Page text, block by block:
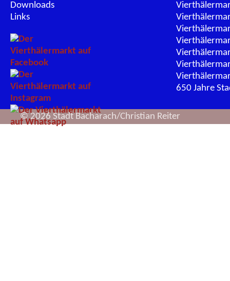
Downloads
Links
650 Jahre
© 2026 Stadt Bacharach/Christian Reiter